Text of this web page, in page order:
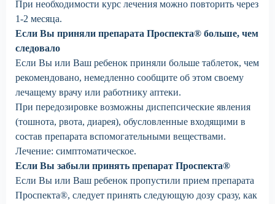
При необходимости курс лечения можно повторить через
1-2 месяца.
Если Вы приняли препарата Проспекта® больше, чем
следовало
Если Вы или Ваш ребенок приняли больше таблеток, чем
рекомендовано, немедленно сообщите об этом своему
лечащему врачу или работнику аптеки.
При передозировке возможны диспепсические явления
(тошнота, рвота, диарея), обусловленные входящими в
состав препарата вспомогательными веществами.
Лечение: симптоматическое.
Если Вы забыли принять препарат Проспекта®
Если Вы или Ваш ребенок пропустили прием препарата
Проспекта®, следует принять следующую дозу сразу, как